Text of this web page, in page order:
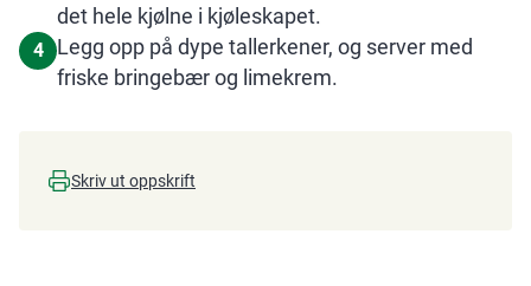
det hele kjølne i kjøleskapet.
4
Legg opp på dype tallerkener, og server med
friske bringebær og limekrem.
Skriv ut oppskrift